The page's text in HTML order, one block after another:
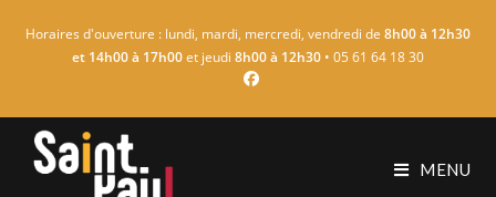
Horaires d'ouverture : lundi, mardi, mercredi, vendredi de 8h00 à 12h30
et 14h00 à 17h00et jeudi 8h00 à 12h30 • 05 61 64 18 30
MENU